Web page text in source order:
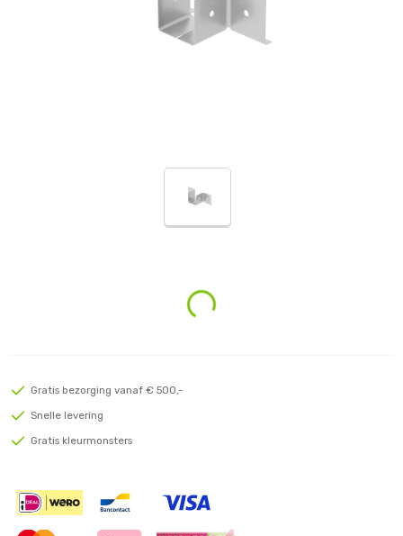
Loading...
Gratis bezorging vanaf € 500,-
Snelle levering
Gratis kleurmonsters